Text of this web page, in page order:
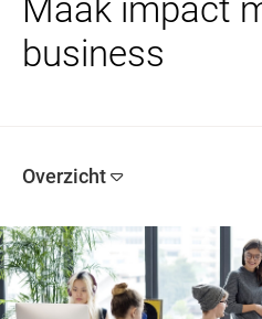
Maak impact
Overzicht